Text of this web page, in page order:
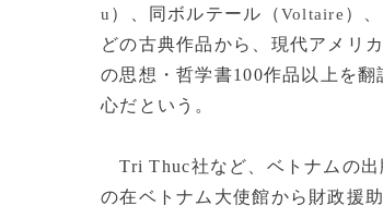
u ）、同ボルテール（Voltaire ）
どの古典作品から、現代アメリ
の思想・哲学書100作品以上を
心だという。
Tri Thuc社など、ベトナムの出
の在ベトナム大使館から財政援